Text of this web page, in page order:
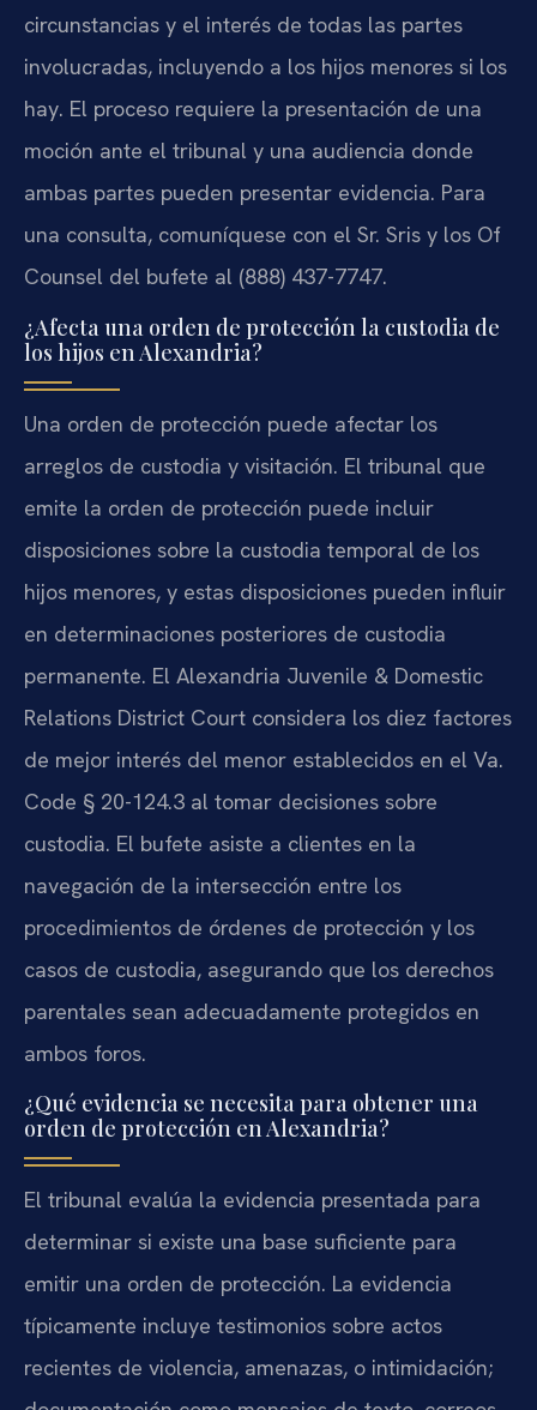
circunstancias y el interés de todas las partes
involucradas, incluyendo a los hijos menores si los
hay. El proceso requiere la presentación de una
moción ante el tribunal y una audiencia donde
ambas partes pueden presentar evidencia. Para
una consulta, comuníquese con el Sr. Sris y los Of
Counsel del bufete al (888) 437-7747.
¿Afecta una orden de protección la custodia de
los hijos en Alexandria?
Una orden de protección puede afectar los
arreglos de custodia y visitación. El tribunal que
emite la orden de protección puede incluir
disposiciones sobre la custodia temporal de los
hijos menores, y estas disposiciones pueden influir
en determinaciones posteriores de custodia
permanente. El Alexandria Juvenile & Domestic
Relations District Court considera los diez factores
de mejor interés del menor establecidos en el Va.
Code § 20-124.3 al tomar decisiones sobre
custodia. El bufete asiste a clientes en la
navegación de la intersección entre los
procedimientos de órdenes de protección y los
casos de custodia, asegurando que los derechos
parentales sean adecuadamente protegidos en
ambos foros.
¿Qué evidencia se necesita para obtener una
orden de protección en Alexandria?
El tribunal evalúa la evidencia presentada para
determinar si existe una base suficiente para
emitir una orden de protección. La evidencia
típicamente incluye testimonios sobre actos
recientes de violencia, amenazas, o intimidación;